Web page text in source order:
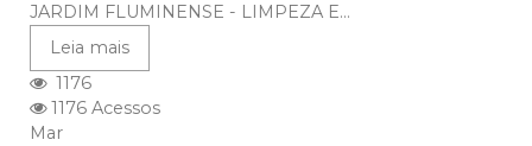
JARDIM FLUMINENSE - LIMPEZA E...
Leia mais
1176
1176 Acessos
Mar